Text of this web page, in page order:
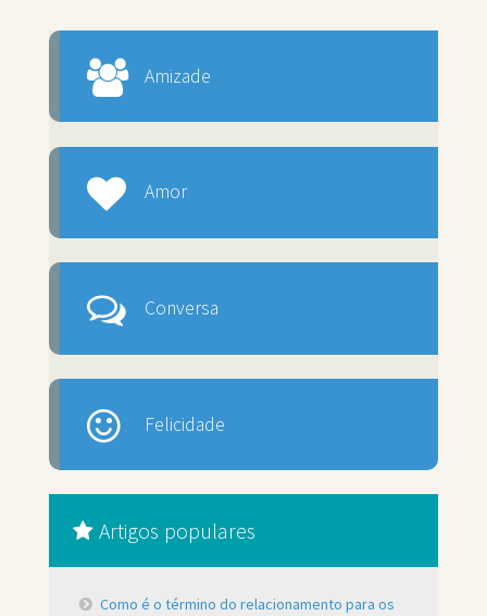
Amizade
Amor
Conversa
Felicidade
Artigos populares
Como é o término do relacionamento para os